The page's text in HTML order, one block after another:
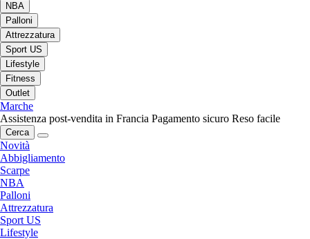
NBA
Palloni
Attrezzatura
Sport US
Lifestyle
Fitness
Outlet
Marche
Assistenza post-vendita in Francia Pagamento sicuro Reso facile
Cerca
Novità
Abbigliamento
Scarpe
NBA
Palloni
Attrezzatura
Sport US
Lifestyle